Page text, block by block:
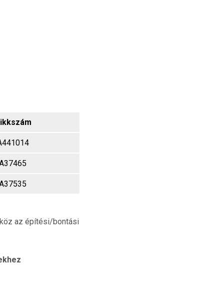
az építési/bontási